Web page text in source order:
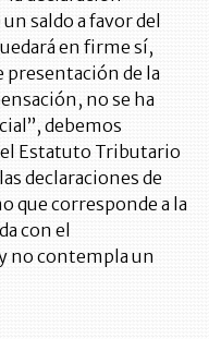
saldo a favor del
en firme sí,
presentación de la
no se ha
debemos
Estatuto Tributario
declaraciones de
que corresponde a la
con el
no contempla un